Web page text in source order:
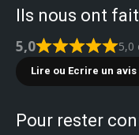
Ils nous ont
5,0 5,0
Lire ou Ecrire un avis
Pour rester